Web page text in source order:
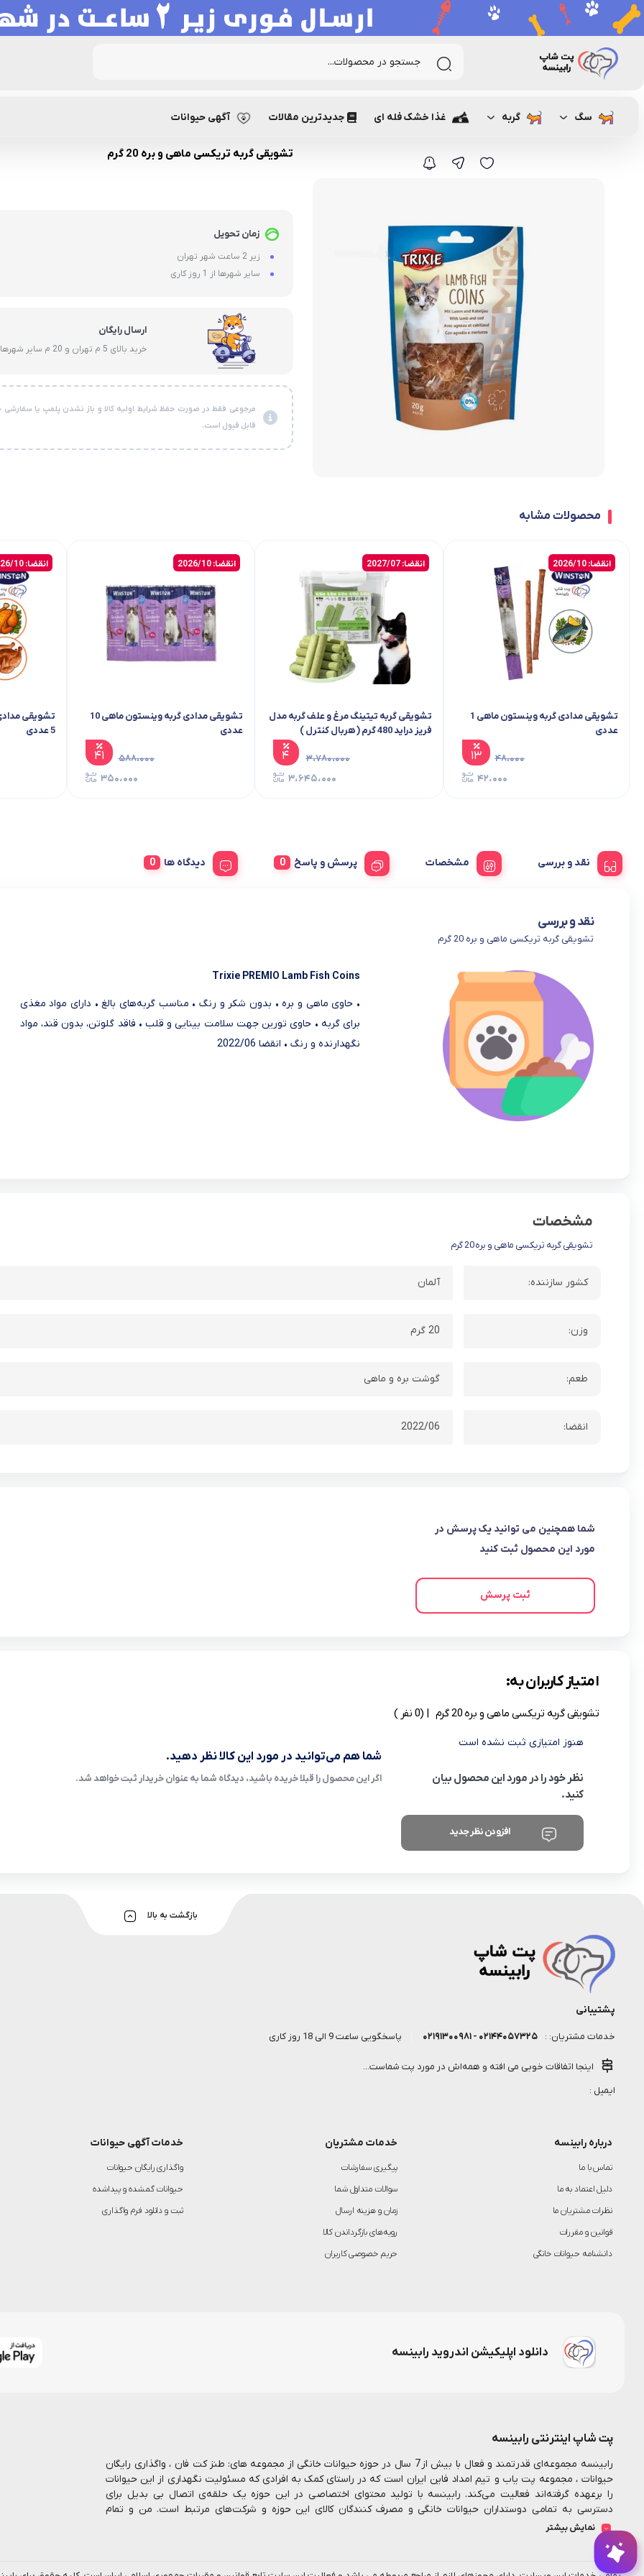
سگ گربه غذا خشک فله ای جدیدترین مقالات آگهی حیوانات رابینسه تشویقی و مکمل غذایی گربه تشویقی گربه تشویقی گربه تریکسی ماهی و بره 20 گرم
تشویقی گربه تریکسی ماهی و بره 20 گرم
زمان تحویل
زیر 2 ساعت شهر تهران
سایر شهرها از 1 روز کاری
ارسال رایگان
خرید بالای 5 م تهران و 20 م سایر شهرها
مرجوعی فقط در صورت حفظ شرایط اولیه کالا و باز نشدن پلمپ یا سفارشی
قابل قبول است.
محصولات مشابه
انقضا: 2026/10
تشویقی مدادی گربه وینستون ماهی 1 عددی
۴۸،۰۰۰
۴۲،۰۰۰
انقضا: 2027/07
تشویقی گربه تیتینگ مرغ و علف گربه مدل فریز
دراید 480 گرم ( هربال کنترل )
۳،۷۸۰،۰۰۰
تشویقی مدادی گربه وینستون ماهی 10 عددی
نقد و بررسی مشخصات پرسش و پاسخ دیدگاه ها
نقد و بررسی
تشویقی گربه تریکسی ماهی و بره 20 گرم
Trixie PREMIO Lamb Fish Coins
• حاوی ماهی و بره • بدون شکر و رنگ • مناسب گربه‌های بالغ • دارای مواد مغذی
برای گربه • حاوی تورین جهت سلامت بینایی و قلب • فاقد گلوتن، بدون قند، مواد
نگهدارنده و رنگ • انقضا 2022/06
مشخصات
تشویقی گربه تریکسی ماهی و بره 20 گرم
کشور سازننده: آلمان
وزن: 20 گرم
طعم: گوشت بره و ماهی
انقضا: 2022/06
شما همچنین می توانید یک پرسش در
مورد این محصول ثبت کنید
ثبت پرسش
امتیاز کاربران به:
تشویقی گربه تریکسی ماهی و بره 20 گرم | (0 نفر )
هنوز امتیازی ثبت نشده است
نظر خود را در مورد این محصول بیان
کنید.
افزودن نظر جدید
شما هم می‌توانید در مورد این کالا نظر دهید.
اگر این محصول را قبلا خریده باشید، دیدگاه شما به عنوان خریدار ثبت خواهد شد.
بازگشت به بالا
پشتیبانی
خدمات مشتریان: : ۰۲۱۴۴۰۵۷۳۲۵ - ۰۲۱۹۱۳۰۰۹۸۱ پاسخگویی ساعت 9 الی 18 روز کاری
اینجا اتفاقات خوبی می افته و همه‌اش در مورد پت شماست...
ایمیل :
درباره رابینسه
تماس با ما
دلیل اعتماد به ما
نظرات مشتریان ما
قوانین و مقررات
دانشنامه حیوانات خانگی
خدمات مشتریان
پیگیری سفارشات
سوالات متداول شما
زمان و هزینه ارسال
رویه‌های بازگرداندن کالا
حریم خصوصی کاربران
خدمات آگهی حیوانات
واگذاری رایگان حیوانات
حیوانات گمشده و پیداشده
ثبت و دانلود فرم واگذاری
دانلود اپلیکیشن اندروید رابینسه
پت شاپ اینترنتی رابینسه
رابینسه مجموعه‌ای قدرتمند و فعال با بیش از 7 سال در حوزه حیوانات خانگی از مجموعه های: طنز کت فان ، واگذاری رایگان
حیوانات ، مجموعه پت یاب و تیم امداد فاین ایران است که در راستای کمک به افرادی که مسئولیت نگهداری از این حیوانات
را برعهده گرفته‌اند فعالیت می‌کند. رابینسه با تولید محتوای اختصاصی در این حوزه یک حلقه‌ی اتصال بی بدیل برای
دسترسی به تمامی دوستداران حیوانات خانگی و مصرف کنندگان کالای این حوزه و شرکت‌های مرتبط است. من و تمام
همکارانم در این مجموعه تلاش میکنیم تا بستری مناسب جهت خرید اینترنتی انواع غذا و ملزومات نگهداری از حیوانات را
فراهم سازیم
بیشتر به نیاز مشتریان است همیشه یه دلیل وجود داره برای چیزهای خوب ، اینجا اتفاقات خوبی می افته و همه‌اش در مورد
پت شماست...
نمایش بیشتر